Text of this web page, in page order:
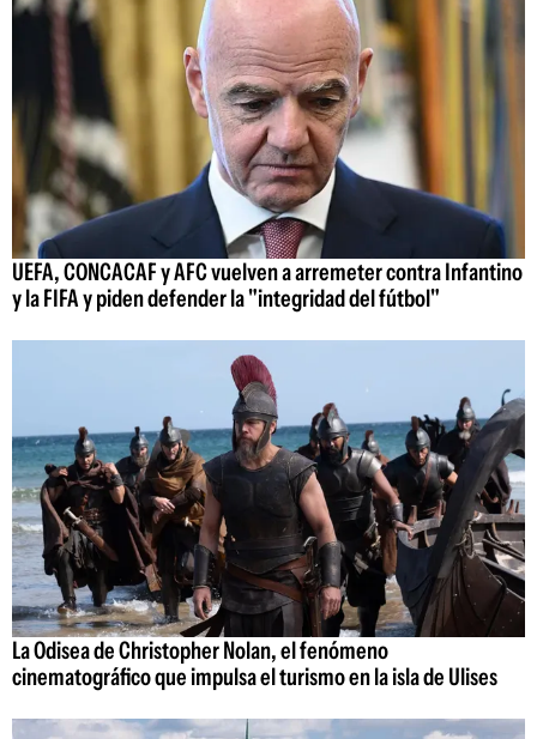
UEFA, CONCACAF y AFC vuelven a arremeter contra Infantino
y la FIFA y piden defender la "integridad del fútbol"
La Odisea de Christopher Nolan, el fenómeno
cinematográfico que impulsa el turismo en la isla de Ulises